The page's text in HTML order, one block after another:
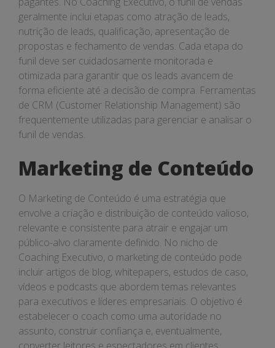
geralmente inclui etapas como atração de leads,
nutrição de leads, qualificação, apresentação de
propostas e fechamento de vendas. Cada etapa do
funil deve ser cuidadosamente monitorada e
otimizada para garantir que os leads avancem de
forma eficiente até a decisão de compra. Ferramentas
de CRM (Customer Relationship Management) são
frequentemente utilizadas para gerenciar e analisar o
funil de vendas.
Marketing de Conteúdo
O Marketing de Conteúdo é uma estratégia que
envolve a criação e distribuição de conteúdo valioso,
relevante e consistente para atrair e engajar um
público-alvo claramente definido. No nicho de
Coaching Executivo, o marketing de conteúdo pode
incluir artigos de blog, whitepapers, estudos de caso,
vídeos e podcasts que abordem temas relevantes
para executivos e líderes empresariais. O objetivo é
estabelecer o coach como uma autoridade no
assunto, construir confiança e, eventualmente,